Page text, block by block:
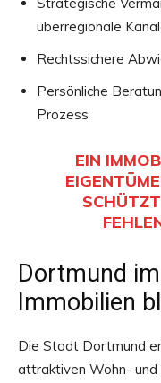
überregionale
Rechtssichere
Persönliche
Prozess
EIN
Dortmund
Immobilien
Die Stadt Dortmund
attraktiven Wohn-